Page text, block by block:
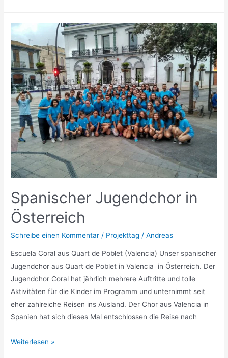
und
Bray
–
Spezialangebot
7+2
Spanischer Jugendchor in
Österreich
Schreibe einen Kommentar / Projekttag /Andreas
Escuela Coral aus Quart de Poblet (Valencia) Unser spanischer
Jugendchor aus Quart de Poblet in Valencia in Österreich. Der
Jugendchor Coral hat jährlich mehrere Auftritte und tolle
Aktivitäten für die Kinder im Programm und unternimmt seit
eher zahlreiche Reisen ins Ausland. Der Chor aus Valencia in
Spanien hat sich dieses Mal entschlossen die Reise nach
Spanischer
Weiterlesen »